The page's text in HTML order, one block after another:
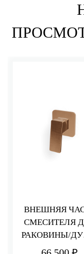
ВНЕШНЯЯ
СМЕСИТЕЛЯ
РАКОВИНЫ/
PA36